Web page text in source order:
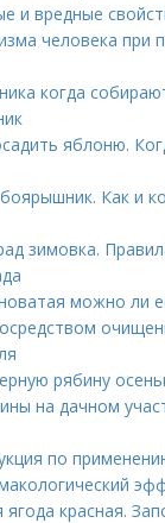
и вредные
человека при
когда
яблоню.
Как и
зимовка.
можно ли
рябину
на дачном
по
ягода красная.